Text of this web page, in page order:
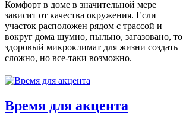
Комфорт в доме в значительной мере
зависит от качества окружения. Если
участок расположен рядом с трассой и
вокруг дома шумно, пыльно, загазовано, то
здоровый микроклимат для жизни создать
сложно, но все-таки возможно.
Время для акцента